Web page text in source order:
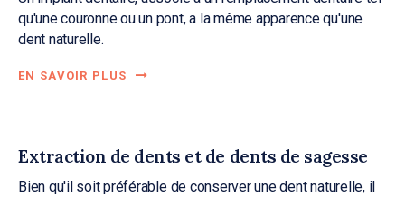
qu'une couronne ou un pont, a la même apparence qu'une
dent naturelle.
EN SAVOIR PLUS
Extraction de dents et de dents de sagesse
Bien qu'il soit préférable de conserver une dent naturelle, il